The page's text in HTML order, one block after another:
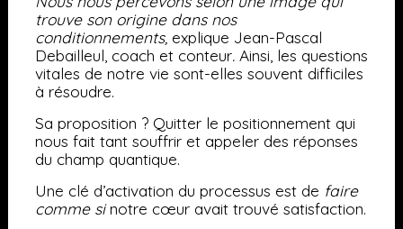
trouve son origine dans nos
conditionnements, explique Jean-Pascal
Debailleul, coach et conteur. Ainsi, les questions
vitales de notre vie sont-elles souvent difficiles
à résoudre.
Sa proposition ? Quitter le positionnement qui
nous fait tant souffrir et appeler des réponses
du champ quantique.
Une clé d’activation du processus est de faire
comme sinotre cœur avait trouvé satisfaction.